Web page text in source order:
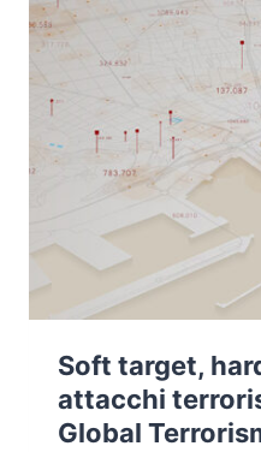
Soft target,
attacchi
Global